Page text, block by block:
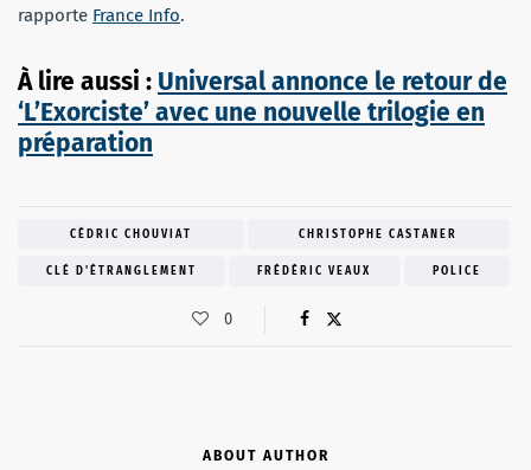
rapporte France Info.
À lire aussi : Universal annonce le retour de
‘L’Exorciste’ avec une nouvelle trilogie en
préparation
CÉDRIC CHOUVIAT CHRISTOPHE CASTANER
CLÉ D'ÉTRANGLEMENT FRÉDÉRIC VEAUX POLICE
0
ABOUT AUTHOR